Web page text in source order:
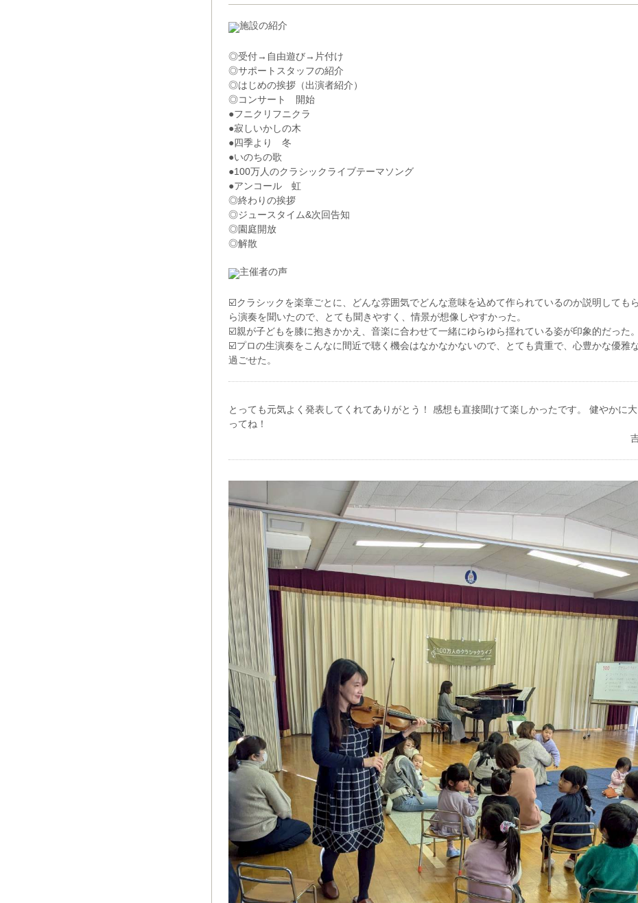
100万人のクラシックライブ関西エリアスタッフ&ピアニスト(〜2023年)
くかい」「そうだ!茶吉庵(米蔵でのコンサート)へおいでよ!〜君もきょうか
ティスト」がある。
演奏指導グレード4級。
施設の紹介
◎受付→自由遊び→片付け
◎サポートスタッフの紹介
◎はじめの挨拶（出演者紹介）
◎コンサート 開始
●フニクリフニクラ
●寂しいかしの木
●四季より 冬
●いのちの歌
●100万人のクラシックライブテーマソング
●アンコール 虹
◎終わりの挨拶
◎ジュースタイム&次回告知
◎園庭開放
◎解散
主催者の声
☑️クラシックを楽章ごとに、どんな雰囲気でどんな意味を込めて作られているのか説明しても
ら演奏を聞いたので、とても聞きやすく、情景が想像しやすかった。
☑️親が子どもを膝に抱きかかえ、音楽に合わせて一緒にゆらゆら揺れている姿が印象的だった。
☑️プロの生演奏をこんなに間近で聴く機会はなかなかないので、とても貴重で、心豊かな優雅
過ごせた。
とっても元気よく発表してくれてありがとう！ 感想も直接聞けて楽しかったです。 健やかに
ってね！